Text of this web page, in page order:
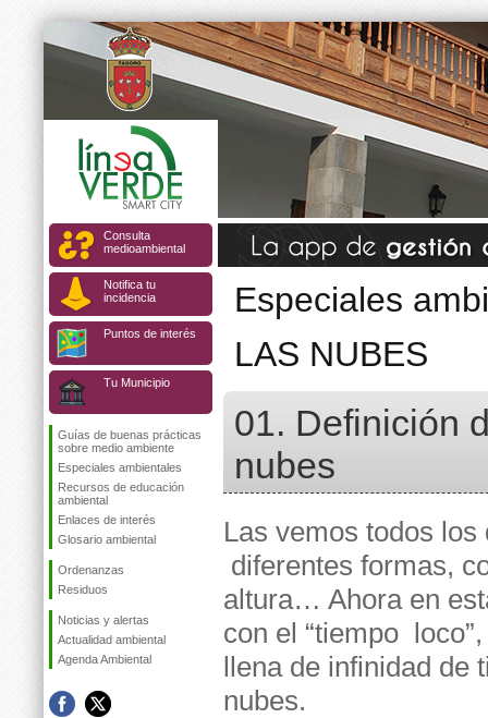
Consulta
medioambiental
Notifica tu
incidencia
Puntos de interés
Tu Municipio
Guías de buenas prácticas
sobre medio ambiente
Especiales ambientales
Recursos de educación
ambiental
Enlaces de interés
Glosario ambiental
Ordenanzas
Residuos
Noticias y alertas
Actualidad ambiental
Agenda Ambiental
Especiales
LAS NUBES
01. Definición
nubes
Las vemos todos los
diferentes formas,
altura… Ahora en
con el “tiempo
llena de infinidad de
nubes.